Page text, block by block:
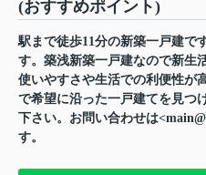
(おすすめポイント)
駅まで徒歩11分の新築一戸建で
す。築浅新築一戸建なので新生
使いやすさや生活での利便性が
で希望に沿った一戸建てを見つ
下さい。お問い合わせは
す。